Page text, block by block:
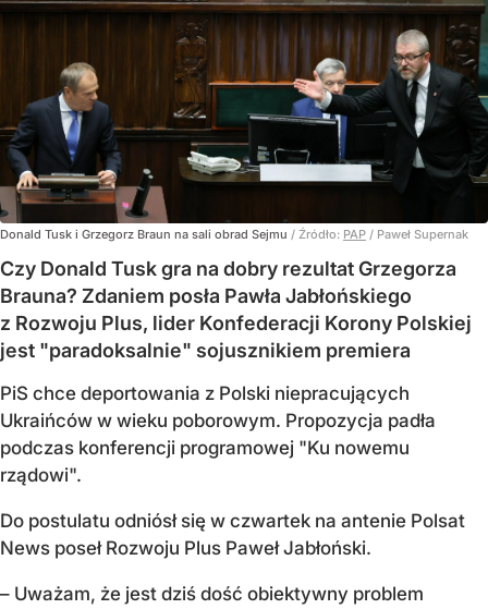
Donald Tusk i Grzegorz Braun na sali obrad Sejmu / Źródło: PAP / Paweł Supernak
Czy Donald Tusk gra na dobry rezultat Grzegorza
Brauna? Zdaniem posła Pawła Jabłońskiego
z Rozwoju Plus, lider Konfederacji Korony Polskiej
jest "paradoksalnie" sojusznikiem premiera
PiS chce deportowania z Polski niepracujących
Ukraińców w wieku poborowym. Propozycja padła
podczas konferencji programowej "Ku nowemu
rządowi".
Do postulatu odniósł się w czwartek na antenie Polsat
News poseł Rozwoju Plus Paweł Jabłoński.
– Uważam, że jest dziś dość obiektywny problem